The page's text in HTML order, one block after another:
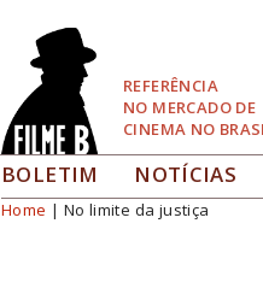
REFERÊNCIA
NO MERCADO DE
CINEMA NO
BOLETIM NOTÍCIAS
Você está aqui
Home | No limite da justiça